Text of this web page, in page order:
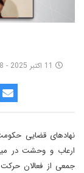
11 اکتبر 2025 - 20:08
نهادهای قضایی
ارعاب و وحشت در
جمعی از فعالان حرکت